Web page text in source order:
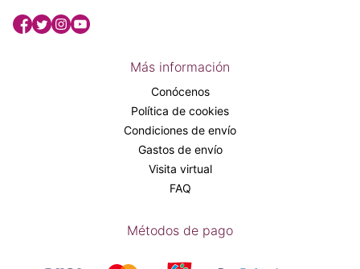
Más información
Conócenos
Política de cookies
Condiciones de envío
Gastos de envío
Visita virtual
FAQ
Métodos de pago